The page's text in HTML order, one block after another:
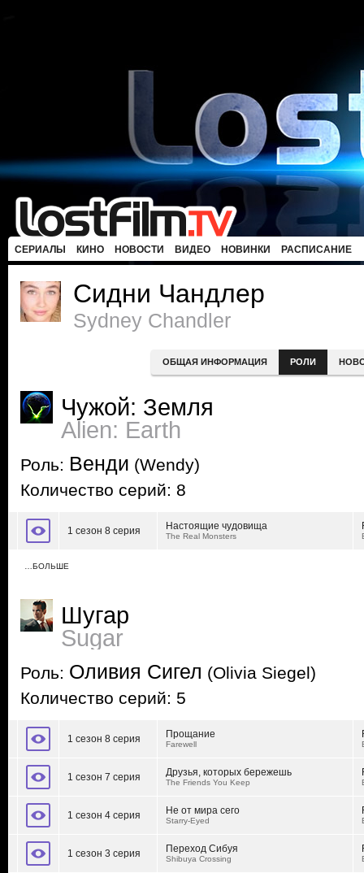
СЕРИАЛЫ КИНО НОВОСТИ ВИДЕО НОВИНКИ РАСПИСАНИЕ
Сидни Чандлер
Sydney Chandler
ОБЩАЯ ИНФОРМАЦИЯ РОЛИ
Чужой: Земля
Alien: Earth
Роль: Венди (Wendy)
Количество серий: 8
1 сезон 8 серия Настоящие чудовища
The Real Monsters
…БОЛЬШЕ
Шугар
Sugar
Роль: Оливия Сигел (Olivia Siegel)
Количество серий: 5
1 сезон 8 серия Прощание
Farewell
1 сезон 7 серия Друзья, которых бережешь
The Friends You Keep
1 сезон 4 серия Не от мира сего
Starry-Eyed
1 сезон 3 серия Переход Сибуя
Shibuya Crossing